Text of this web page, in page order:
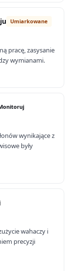
Umiarkowane
pracę, zasysanie
wymianami.
wynikające z
były
wahaczy i
precyzji